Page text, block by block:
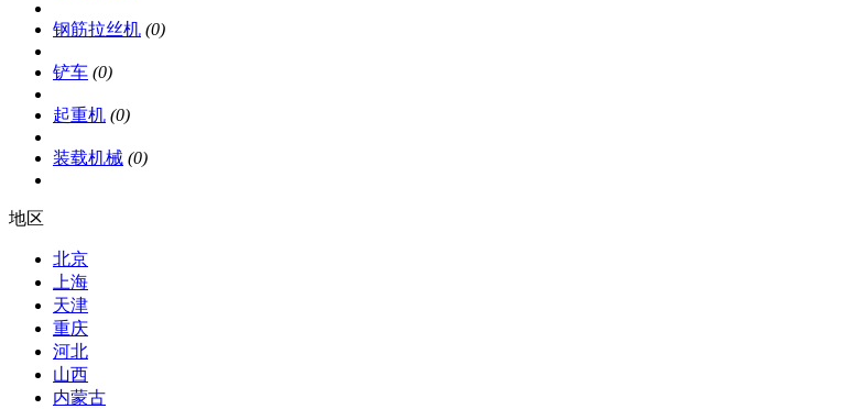
钢筋拉丝机 (0)
铲车 (0)
起重机 (0)
装载机械 (0)
地区
北京
上海
天津
重庆
河北
山西
内蒙古